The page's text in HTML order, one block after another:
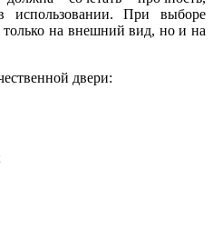
использовании. При выборе
на внешний вид, но и на
двери: